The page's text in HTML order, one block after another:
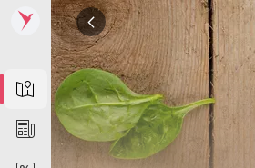
Map
News